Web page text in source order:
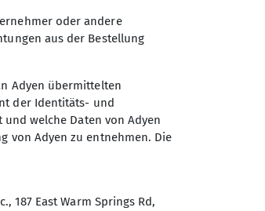
oder andere
aus der Bestellung
Adyen übermittelten
der Identitäts- und
welche Daten von Adyen
von Adyen zu entnehmen. Die
187 East Warm Springs Rd,